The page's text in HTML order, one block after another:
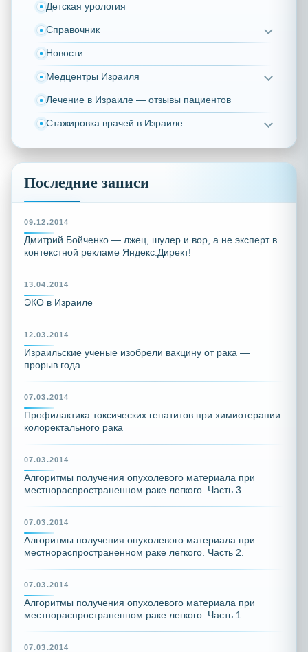
Детская урология
Справочник
Новости
Медцентры Израиля
Лечение в Израиле — отзывы пациентов
Стажировка врачей в Израиле
Последние записи
09.12.2014
Дмитрий Бойченко — лжец, шулер и вор, а не эксперт в
контекстной рекламе Яндекс.Директ!
13.04.2014
ЭКО в Израиле
12.03.2014
Израильские ученые изобрели вакцину от рака —
прорыв года
07.03.2014
Профилактика токсических гепатитов при химиотерапии
колоректального рака
07.03.2014
Алгоритмы получения опухолевого материала при
местнораспространенном раке легкого. Часть 3.
07.03.2014
Алгоритмы получения опухолевого материала при
местнораспространенном раке легкого. Часть 2.
07.03.2014
Алгоритмы получения опухолевого материала при
местнораспространенном раке легкого. Часть 1.
07.03.2014